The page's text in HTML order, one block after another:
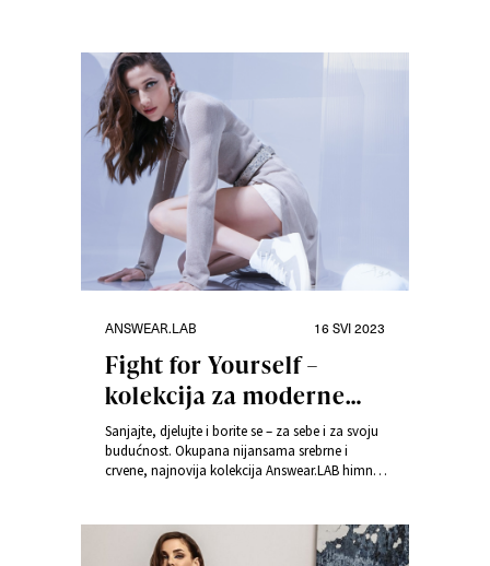
istoj ne manjka ni elemenata inspiriranih
ženskim heroinama koje smo upoznali kroz
povijest.
ANSWEAR.LAB
dana
16 SVI 2023
Fight for Yourself –
kolekcija za moderne
ratnice
Sanjajte, djelujte i borite se – za sebe i za svoju
budućnost. Okupana nijansama srebrne i
crvene, najnovija kolekcija Answear.LAB himna